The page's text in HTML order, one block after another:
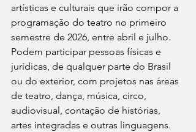
artísticas e culturais que irão compor a
programação do teatro no primeiro
semestre de 2026, entre abril e julho.
Podem participar pessoas físicas e
jurídicas, de qualquer parte do Brasil
ou do exterior, com projetos nas áreas
de teatro, dança, música, circo,
audiovisual, contação de histórias,
artes integradas e outras linguagens.